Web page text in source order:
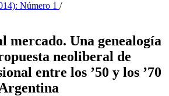
Número 1 /
mercado. Una genealogía
neoliberal de
entre los ’50 y los ’70